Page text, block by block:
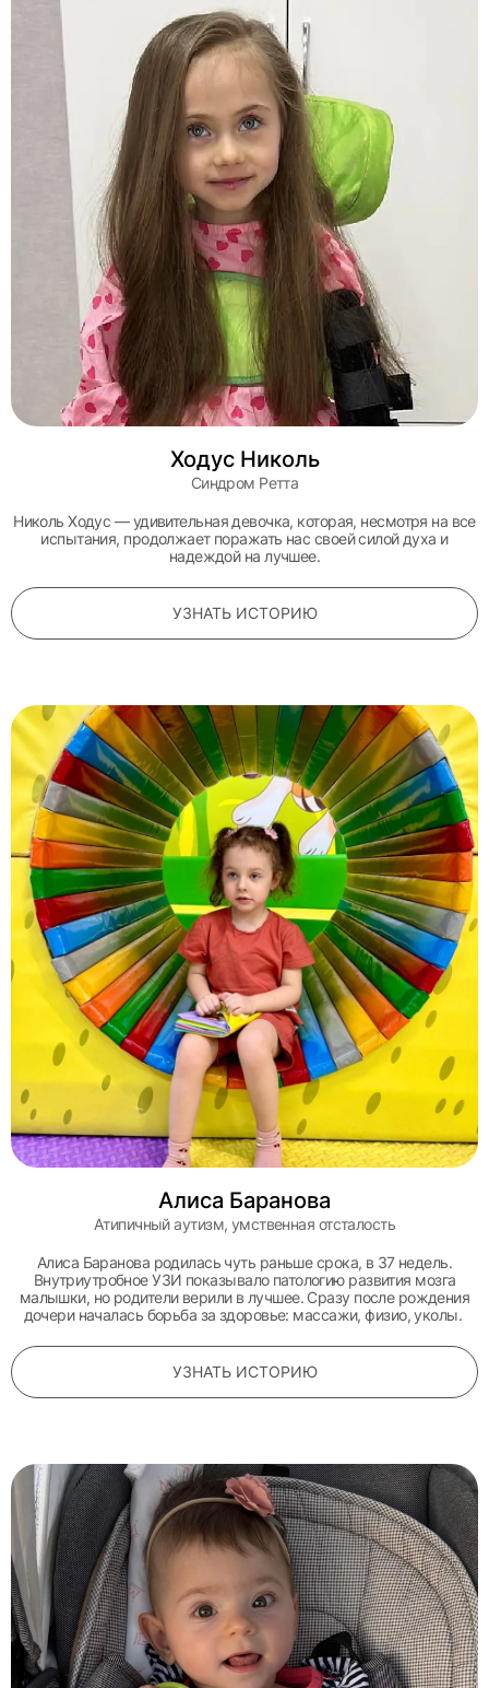
Ходус Николь
Синдром Ретта
Николь Ходус — удивительная девочка, которая, несмотря на все
испытания, продолжает поражать нас своей силой духа и
надеждой на лучшее.
УЗНАТЬ ИСТОРИЮ
Алиса Баранова
Атипичный аутизм, умственная отсталость
Алиса Баранова родилась чуть раньше срока, в 37 недель.
Внутриутробное УЗИ показывало патологию развития мозга
малышки, но родители верили в лучшее. Сразу после рождения
дочери началась борьба за здоровье: массажи, физио, уколы.
УЗНАТЬ ИСТОРИЮ